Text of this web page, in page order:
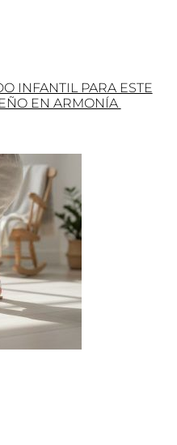
INFANTIL PARA ESTE
EN ARMONÍA